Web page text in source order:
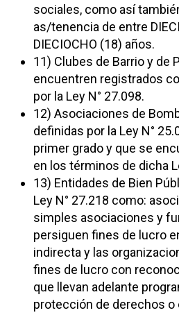
sociales, como así
as/tenencia de entre
DIECIOCHO (18) años.
11) Clubes de Barrio y de
encuentren registrados
por la Ley N° 27.098.
12) Asociaciones de
definidas por la Ley N°
primer grado y que se
en los términos de dicha
13) Entidades de Bien
Ley N° 27.218 como:
simples asociaciones y
persiguen fines de lucro
indirecta y las
fines de lucro con
que llevan adelante
protección de derechos o